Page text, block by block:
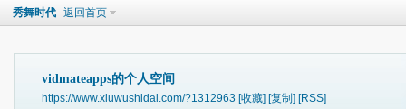
秀舞时代 返回首页
vidmateapps的个人空间
https://www.xiuwushidai.com/?1312963 [收藏] [复制] [RSS]